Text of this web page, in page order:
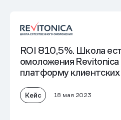
ROI 810,5%. Школа
омоложения
платформу
Кейс 18 мая 2023